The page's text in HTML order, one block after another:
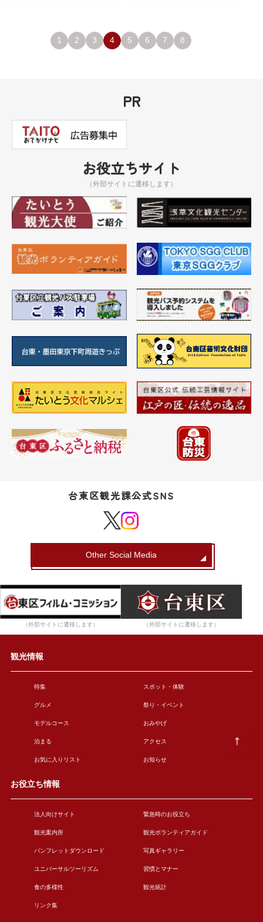
1 2 3 4 5 6 7 8
PR
お役立ちサイト
（外部サイトに遷移します）
台東区観光課公式SNS
Other Social Media
（外部サイトに遷移します） （外部サイトに遷移します）
観光情報
特集 スポット・体験
グルメ 祭り・イベント
モデルコース おみやげ
泊まる アクセス
お気に入りリスト お知らせ
お役立ち情報
法人向けサイト 緊急時のお役立ち
観光案内所 観光ボランティアガイド
パンフレットダウンロード 写真ギャラリー
ユニバーサルツーリズム 習慣とマナー
食の多様性 観光統計
リンク集